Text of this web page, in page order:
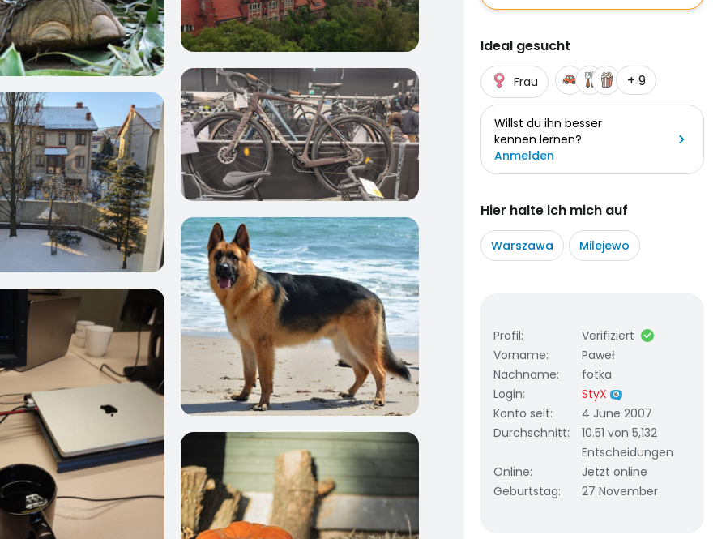
3
1 2
0 0
Ideal gesucht
Frau + 9
Willst du ihn besser
kennen lernen?
Anmelden
Hier halte ich mich auf
Warszawa Milejewo
Profil:
Verifiziert
Vorname:
Paweł
Nachname:
fotka
Login:
StyX
Konto seit:
4 June 2007
Durchschnitt:
10.51 von 5,132
Entscheidungen
Online:
Jetzt online
Geburtstag: 27 November